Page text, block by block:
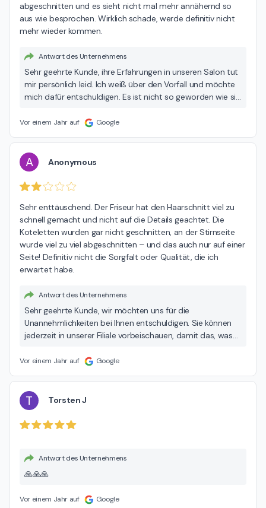
abgeschnitten und es sieht nicht mal mehr annähernd so
aus wie besprochen. Wirklich schade, werde definitiv nicht
mehr wieder kommen.
Antwort des Unternehmens
Sehr geehrte Kunde, ihre Erfahrungen in unseren Salon tut
mir persönlich leid. Ich weiß über den Vorfall und möchte
mich dafür entschuldigen. Es ist nicht so geworden wie sie
Gespräch aufsuchen zur Notmaßnahmen ergreifen. Wir
Vor einem Jahr auf Google
A Anonymous
Sehr enttäuschend. Der Friseur hat den Haarschnitt viel zu
schnell gemacht und nicht auf die Details geachtet. Die
Koteletten wurden gar nicht geschnitten, an der Stirnseite
wurde viel zu viel abgeschnitten – und das auch nur auf einer
Seite! Definitiv nicht die Sorgfalt oder Qualität, die ich
erwartet habe.
Antwort des Unternehmens
Sehr geehrte Kunde, wir möchten uns für die
Unannehmlichkeiten bei Ihnen entschuldigen. Sie können
jederzeit in unserer Filiale vorbeischauen, damit das, was
auf unserer Seite info @CUTMAN-FRISEUR schreiben, wer
Vor einem Jahr auf Google
T Torsten J
Antwort des Unternehmens
🙏🙏🙏
Vor einem Jahr auf Google